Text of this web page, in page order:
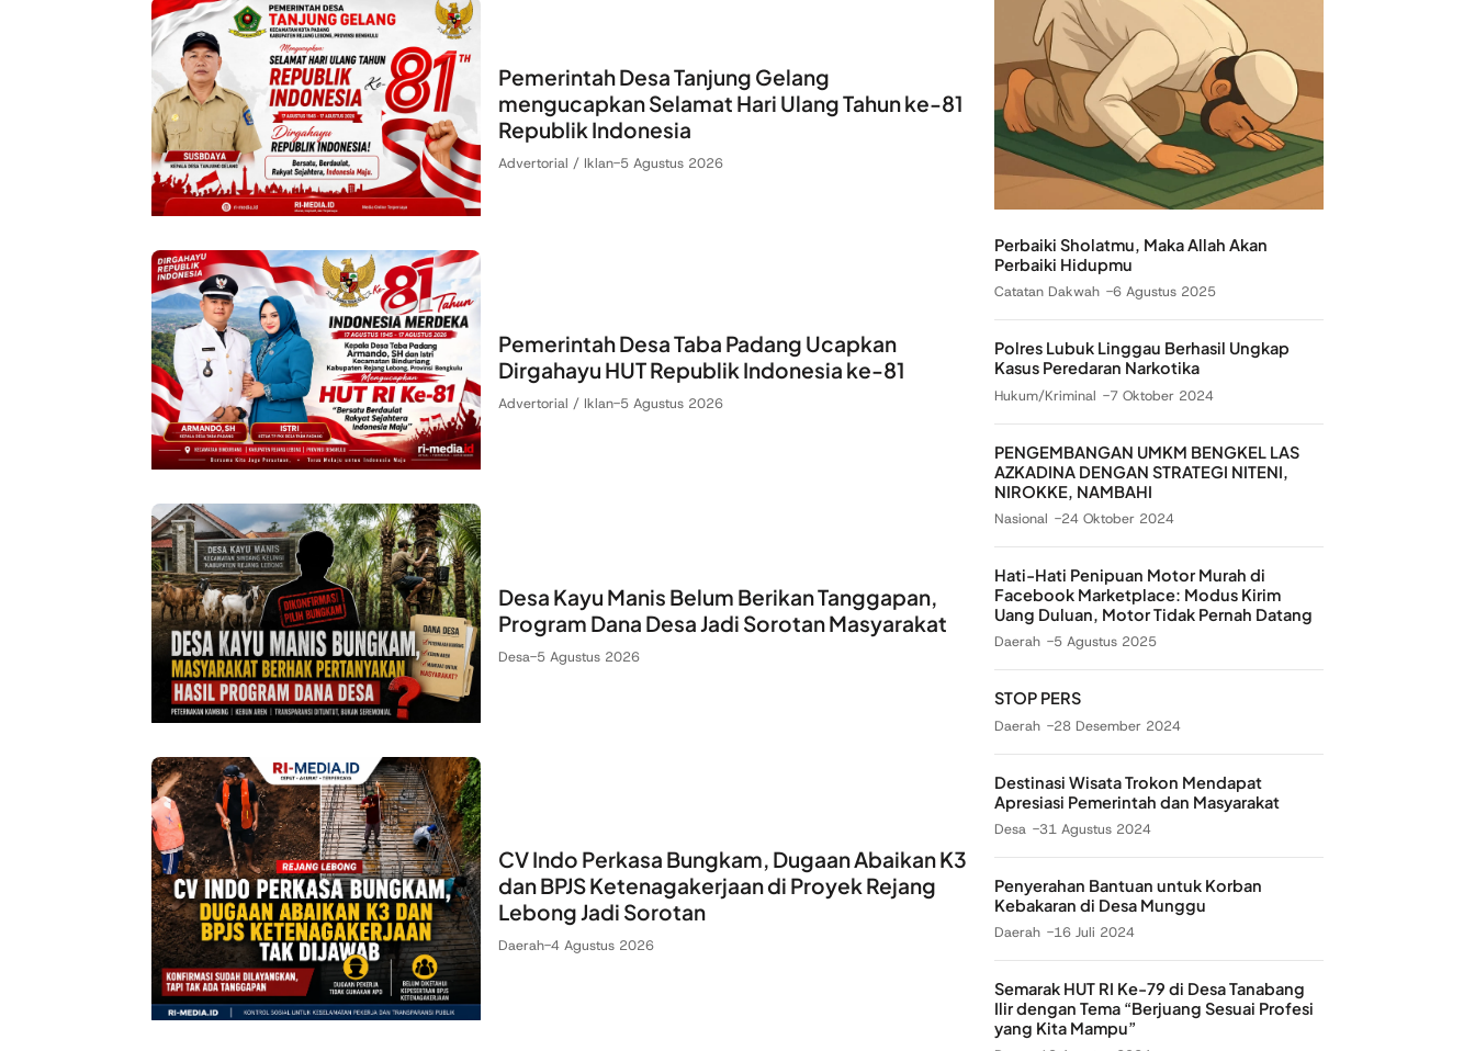
Pemerintah Desa Tanjung Gelang
mengucapkan Selamat Hari Ulang Tahun ke-81
Republik Indonesia
Advertorial / Iklan-5 Agustus 2026
Pemerintah Desa Taba Padang Ucapkan
Dirgahayu HUT Republik Indonesia ke-81
Advertorial / Iklan-5 Agustus 2026
Desa Kayu Manis Belum Berikan Tanggapan,
Program Dana Desa Jadi Sorotan Masyarakat
Desa-5 Agustus 2026
CV Indo Perkasa Bungkam, Dugaan Abaikan K3
dan BPJS Ketenagakerjaan di Proyek Rejang
Lebong Jadi Sorotan
Daerah-4 Agustus 2026
Perbaiki Sholatmu, Maka Allah Akan
Perbaiki Hidupmu
Catatan Dakwah 6 Agustus 2025
Polres Lubuk Linggau Berhasil Ungkap
Kasus Peredaran Narkotika
Hukum/Kriminal 7 Oktober 2024
PENGEMBANGAN UMKM BENGKEL LAS
AZKADINA DENGAN STRATEGI NITENI,
NIROKKE, NAMBAHI
Nasional 24 Oktober 2024
Hati-Hati Penipuan Motor Murah di
Facebook Marketplace: Modus Kirim
Uang Duluan, Motor Tidak Pernah Datang
Daerah 5 Agustus 2025
STOP PERS
Daerah 28 Desember 2024
Destinasi Wisata Trokon Mendapat
Apresiasi Pemerintah dan Masyarakat
Desa 31 Agustus 2024
Penyerahan Bantuan untuk Korban
Kebakaran di Desa Munggu
Daerah 16 Juli 2024
Semarak HUT RI Ke-79 di Desa Tanabang
Ilir dengan Tema “Berjuang Sesuai Profesi
yang Kita Mampu”